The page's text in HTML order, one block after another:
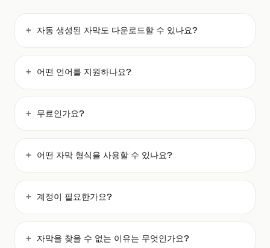
자동 생성된 자막도 다운로드할 수 있나요?
어떤 언어를 지원하나요?
무료인가요?
어떤 자막 형식을 사용할 수 있나요?
계정이 필요한가요?
자막을 찾을 수 없는 이유는 무엇인가요?